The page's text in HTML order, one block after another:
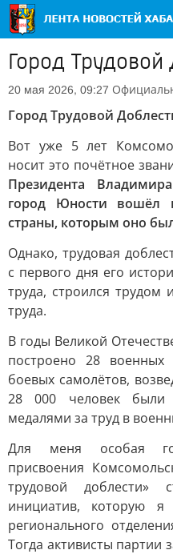
Город Трудовой
20 мая 2026, 09:27
Город Трудовой
Вот уже 5 лет
носит это почётное
Президента
город Юности вошёл
страны, которым оно
Однако, трудовая
с первого дня его
труда, строился трудом
труда.
В годы Великой
построено 28
боевых самолётов,
28 000 человек были
медалями за труд в
Для меня особая
присвоения
трудовой
инициатив, которую я
регионального
Тогда активисты партии